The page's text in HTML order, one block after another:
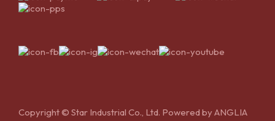
Copyright © Star Industrial Co., Ltd. Powered byANGLIA